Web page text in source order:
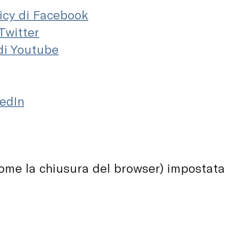
di Facebook
Youtube
la chiusura del browser) impostata